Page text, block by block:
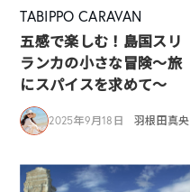
TABIPPO CARAVAN
五感で楽しむ！島国スリ
ランカの小さな冒険～旅
にスパイスを求めて～
2025年9月18日 羽根田真央